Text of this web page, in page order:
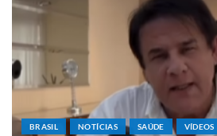
BRASIL NOTÍCIAS SAÚDE VÍDEOS